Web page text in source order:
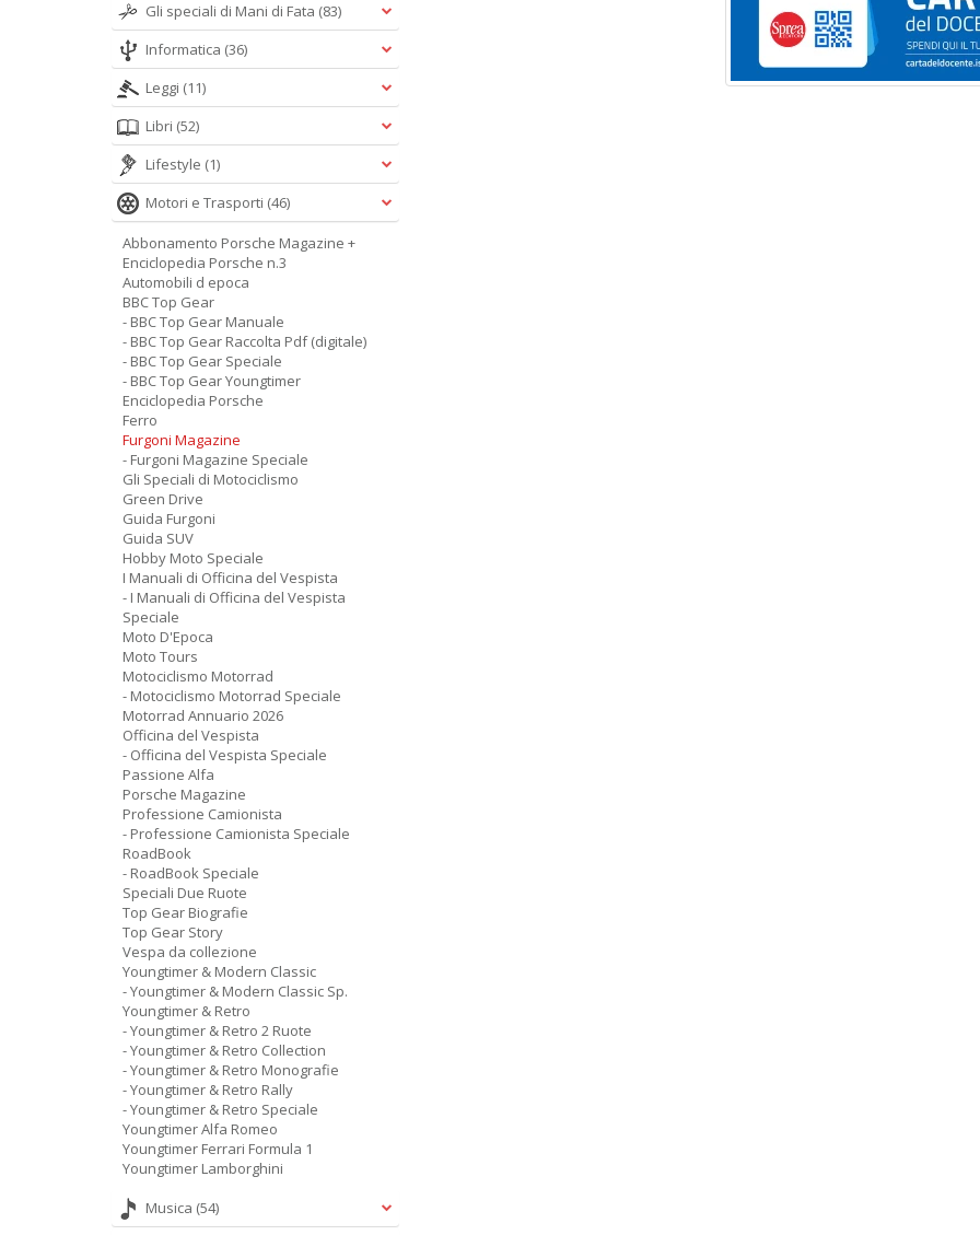
Gli speciali di Mani di Fata (83)
Informatica (36)
Leggi (11)
Libri (52)
Lifestyle (1)
Motori e Trasporti (46)
Abbonamento Porsche Magazine +
Enciclopedia Porsche n.3
Automobili d epoca
BBC Top Gear
- BBC Top Gear Manuale
- BBC Top Gear Raccolta Pdf (digitale)
- BBC Top Gear Speciale
- BBC Top Gear Youngtimer
Enciclopedia Porsche
Ferro
Furgoni Magazine
- Furgoni Magazine Speciale
Gli Speciali di Motociclismo
Green Drive
Guida Furgoni
Guida SUV
Hobby Moto Speciale
I Manuali di Officina del Vespista
- I Manuali di Officina del Vespista
Speciale
Moto D'Epoca
Moto Tours
Motociclismo Motorrad
- Motociclismo Motorrad Speciale
Motorrad Annuario 2026
Officina del Vespista
- Officina del Vespista Speciale
Passione Alfa
Porsche Magazine
Professione Camionista
- Professione Camionista Speciale
RoadBook
- RoadBook Speciale
Speciali Due Ruote
Top Gear Biografie
Top Gear Story
Vespa da collezione
Youngtimer & Modern Classic
- Youngtimer & Modern Classic Sp.
Youngtimer & Retro
- Youngtimer & Retro 2 Ruote
- Youngtimer & Retro Collection
- Youngtimer & Retro Monografie
- Youngtimer & Retro Rally
- Youngtimer & Retro Speciale
Youngtimer Alfa Romeo
Youngtimer Ferrari Formula 1
Youngtimer Lamborghini
Musica (54)